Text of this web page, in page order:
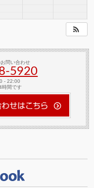
問い合わせ
- 22:00
時間です